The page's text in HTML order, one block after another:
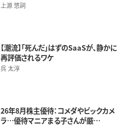
上源 悠詞
【潮流】「死んだ」はずのSaaSが、静かに
再評価されるワケ
呉 太淳
26年8月株主優待：コメダやビックカメ
ラ…優待マニアまる子さんが厳…